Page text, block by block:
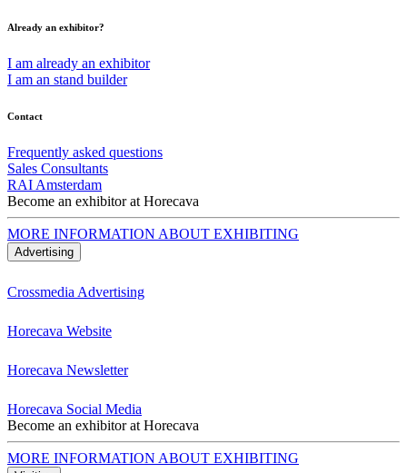
Already an exhibitor?
I am already an exhibitor
I am an stand builder
Contact
Frequently asked questions
Sales Consultants
RAI Amsterdam
Become an exhibitor at Horecava
MORE INFORMATION ABOUT EXHIBITING
Advertising
Crossmedia Advertising
Horecava Website
Horecava Newsletter
Horecava Social Media
Become an exhibitor at Horecava
MORE INFORMATION ABOUT EXHIBITING